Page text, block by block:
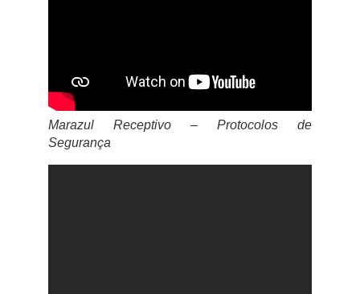
Marazul Receptivo – Protocolos de
Segurança